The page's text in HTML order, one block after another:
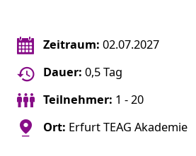
Zeitraum: 02.07.2027
Dauer: 0,5 Tag
Teilnehmer: 1 - 20
Ort: Erfurt TEAG Akademie